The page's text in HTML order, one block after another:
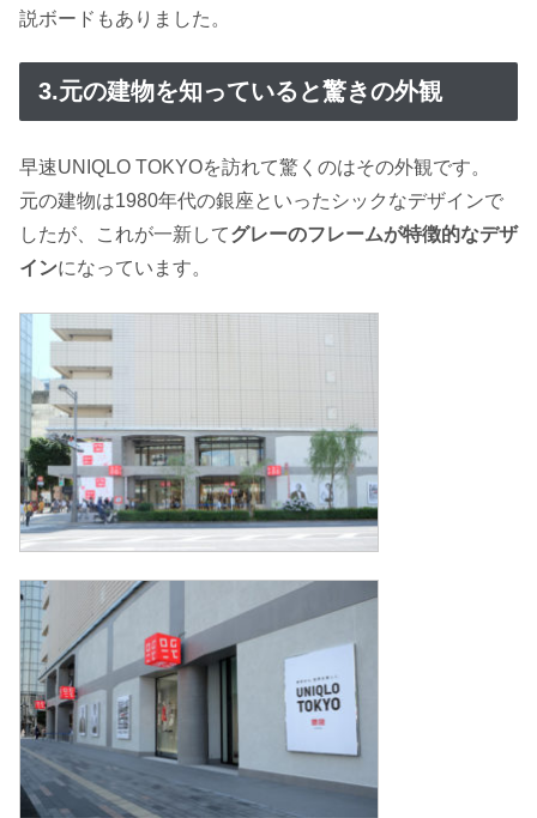
説ボードもありました。
3.元の建物を知っていると驚きの外観
早速UNIQLO TOKYOを訪れて驚くのはその外観です。
元の建物は1980年代の銀座といったシックなデザインで
したが、これが一新してグレーのフレームが特徴的なデザ
インになっています。